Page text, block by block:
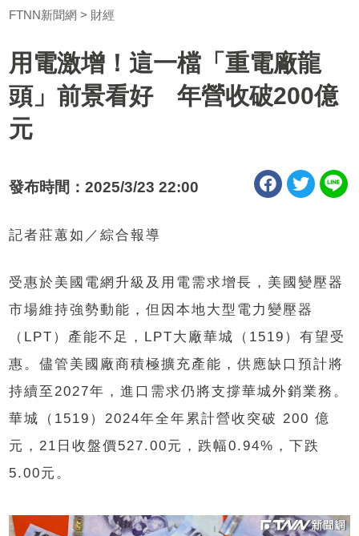
FTNN新聞網 財經
用電激增！這一檔「重電廠龍
頭」前景看好 年營收破200億
元
發布時間：2025/3/23 22:00
記者莊蕙如／綜合報導
受惠於美國電網升級及用電需求增長，美國變壓器
市場維持強勢動能，但因本地大型電力變壓器
（LPT）產能不足，LPT大廠華城（1519）有望受
惠。儘管美國廠商積極擴充產能，供應缺口預計將
持續至2027年，進口需求仍將支撐華城外銷業務。
華城（1519）2024年全年累計營收突破 200 億
元，21日收盤價527.00元，跌幅0.94%，下跌
5.00元。